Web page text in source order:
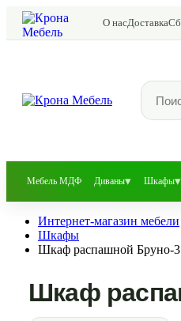
О насДоставка
Мебель МДФ Диваны▾ Шкафы▾
Интернет-магазин мебели
Шкафы
Шкаф распашной Бруно-
Шкаф